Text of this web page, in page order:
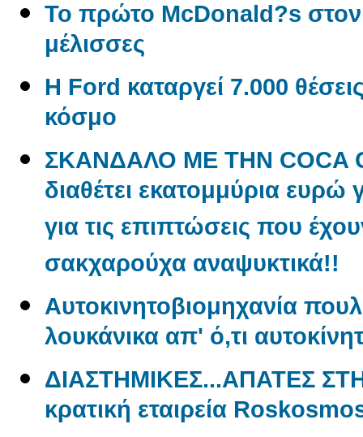
Το πρώτο McDonald?s
μέλισσες
Η Ford καταργεί 7.000
κόσμο
ΣΚΑΝΔΑΛΟ ΜΕ ΤΗΝ COCA
διαθέτει εκατομμύρια ευρώ
για τις επιπτώσεις που
σακχαρούχα αναψυκτικά!!
Aυτοκινητοβιομηχανία
λουκάνικα απ' ό,τι
ΔΙΑΣΤΗΜΙΚΕΣ...ΑΠΑΤΕΣ
κρατική εταιρεία